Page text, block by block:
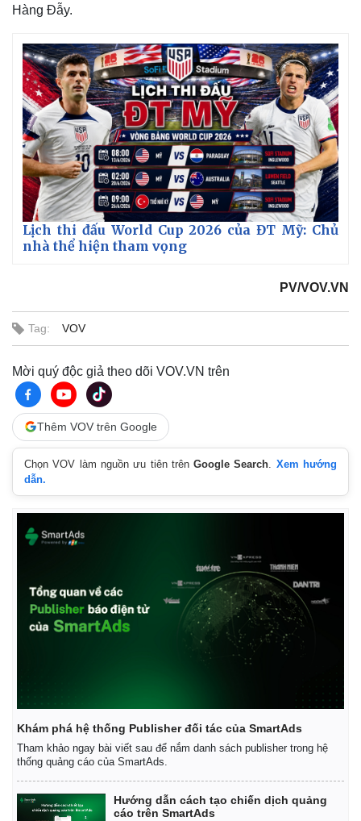
Thế giới
Quan sát
Cuộc sống đó đây
Multimedia
Video
Hàng Đẫy.
Lịch thi đấu World Cup 2026 của ĐT Mỹ: Chủ
nhà thể hiện tham vọng
PV/VOV.VN
Tag: VOV
Mời quý độc giả theo dõi VOV.VN trên
Thêm VOV trên Google
Chọn VOV làm nguồn ưu tiên trênGoogle Search
Xem hướng
dẫn.
Khám phá hệ thống Publisher đối tác của SmartAds
Tham khảo ngay bài viết sau để nắm danh sách publisher trong hệ
thống quảng cáo của SmartAds.
Hướng dẫn cách tạo chiến dịch quảng
cáo trên SmartAds